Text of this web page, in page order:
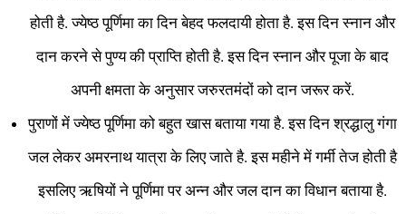
होती है. ज्येष्ठ पूर्णिमा का दिन बेहद फलदायी होता है. इस दिन स्नान और
दान करने से पुण्य की प्राप्ति होती है. इस दिन स्नान और पूजा के बाद
अपनी क्षमता के अनुसार जरुरतमंदों को दान जरूर करें.
पुराणों में ज्येष्ठ पूर्णिमा को बहुत खास बताया गया है. इस दिन श्रद्धालु गंगा
जल लेकर अमरनाथ यात्रा के लिए जाते है. इस महीने में गर्मी तेज होती है
इसलिए ऋषियों ने पूर्णिमा पर अन्न और जल दान का विधान बताया है.